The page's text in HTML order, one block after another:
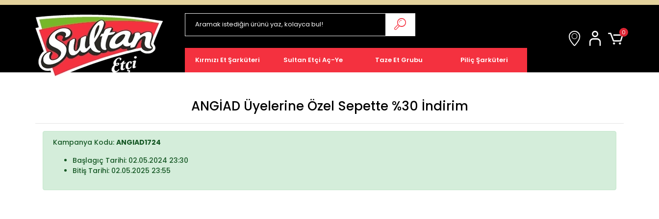
0
Kırmızı Et Şarküteri Sultan Etçi Aç-Ye Taze Et Grubu Piliç Şarküteri
ANGİAD Üyelerine Özel Sepette %30 İndirim
Kampanya Kodu: ANGIAD1724
Başlagıç Tarihi: 02.05.2024 23:30
Bitiş Tarihi: 02.05.2025 23:55